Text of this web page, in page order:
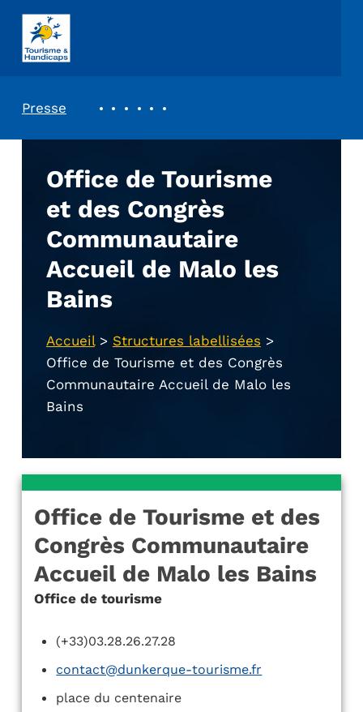
ASSOCIATION TOURISME ET HANDICAPS
Presse
Office de Tourisme
et des Congrès
Communautaire
Accueil de Malo les
Bains
Accueil> Structures labellisées >
Office de Tourisme et des Congrès
Communautaire Accueil de Malo les
Bains
Office de Tourisme et des
Congrès Communautaire
Accueil de Malo les Bains
Office de tourisme
(+33)03.28.26.27.28
contact@dunkerque-tourisme.fr
place du centenaire